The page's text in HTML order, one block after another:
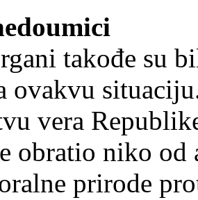
takođe su
ovakvu
vera
obratio niko od
prirode